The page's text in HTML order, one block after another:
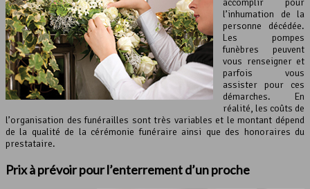
accomplir pour
l’inhumation de la
personne décédée.
Les pompes
funèbres peuvent
vous renseigner et
parfois vous
assister pour ces
démarches. En
réalité, les coûts de
l’organisation des funérailles sont très variables et le montant dépend
de la qualité de la cérémonie funéraire ainsi que des honoraires du
prestataire.
Prix à prévoir pour l’enterrement d’un proche